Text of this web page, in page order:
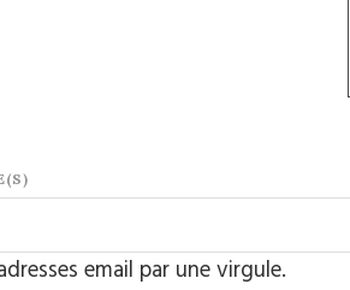
email par une virgule.